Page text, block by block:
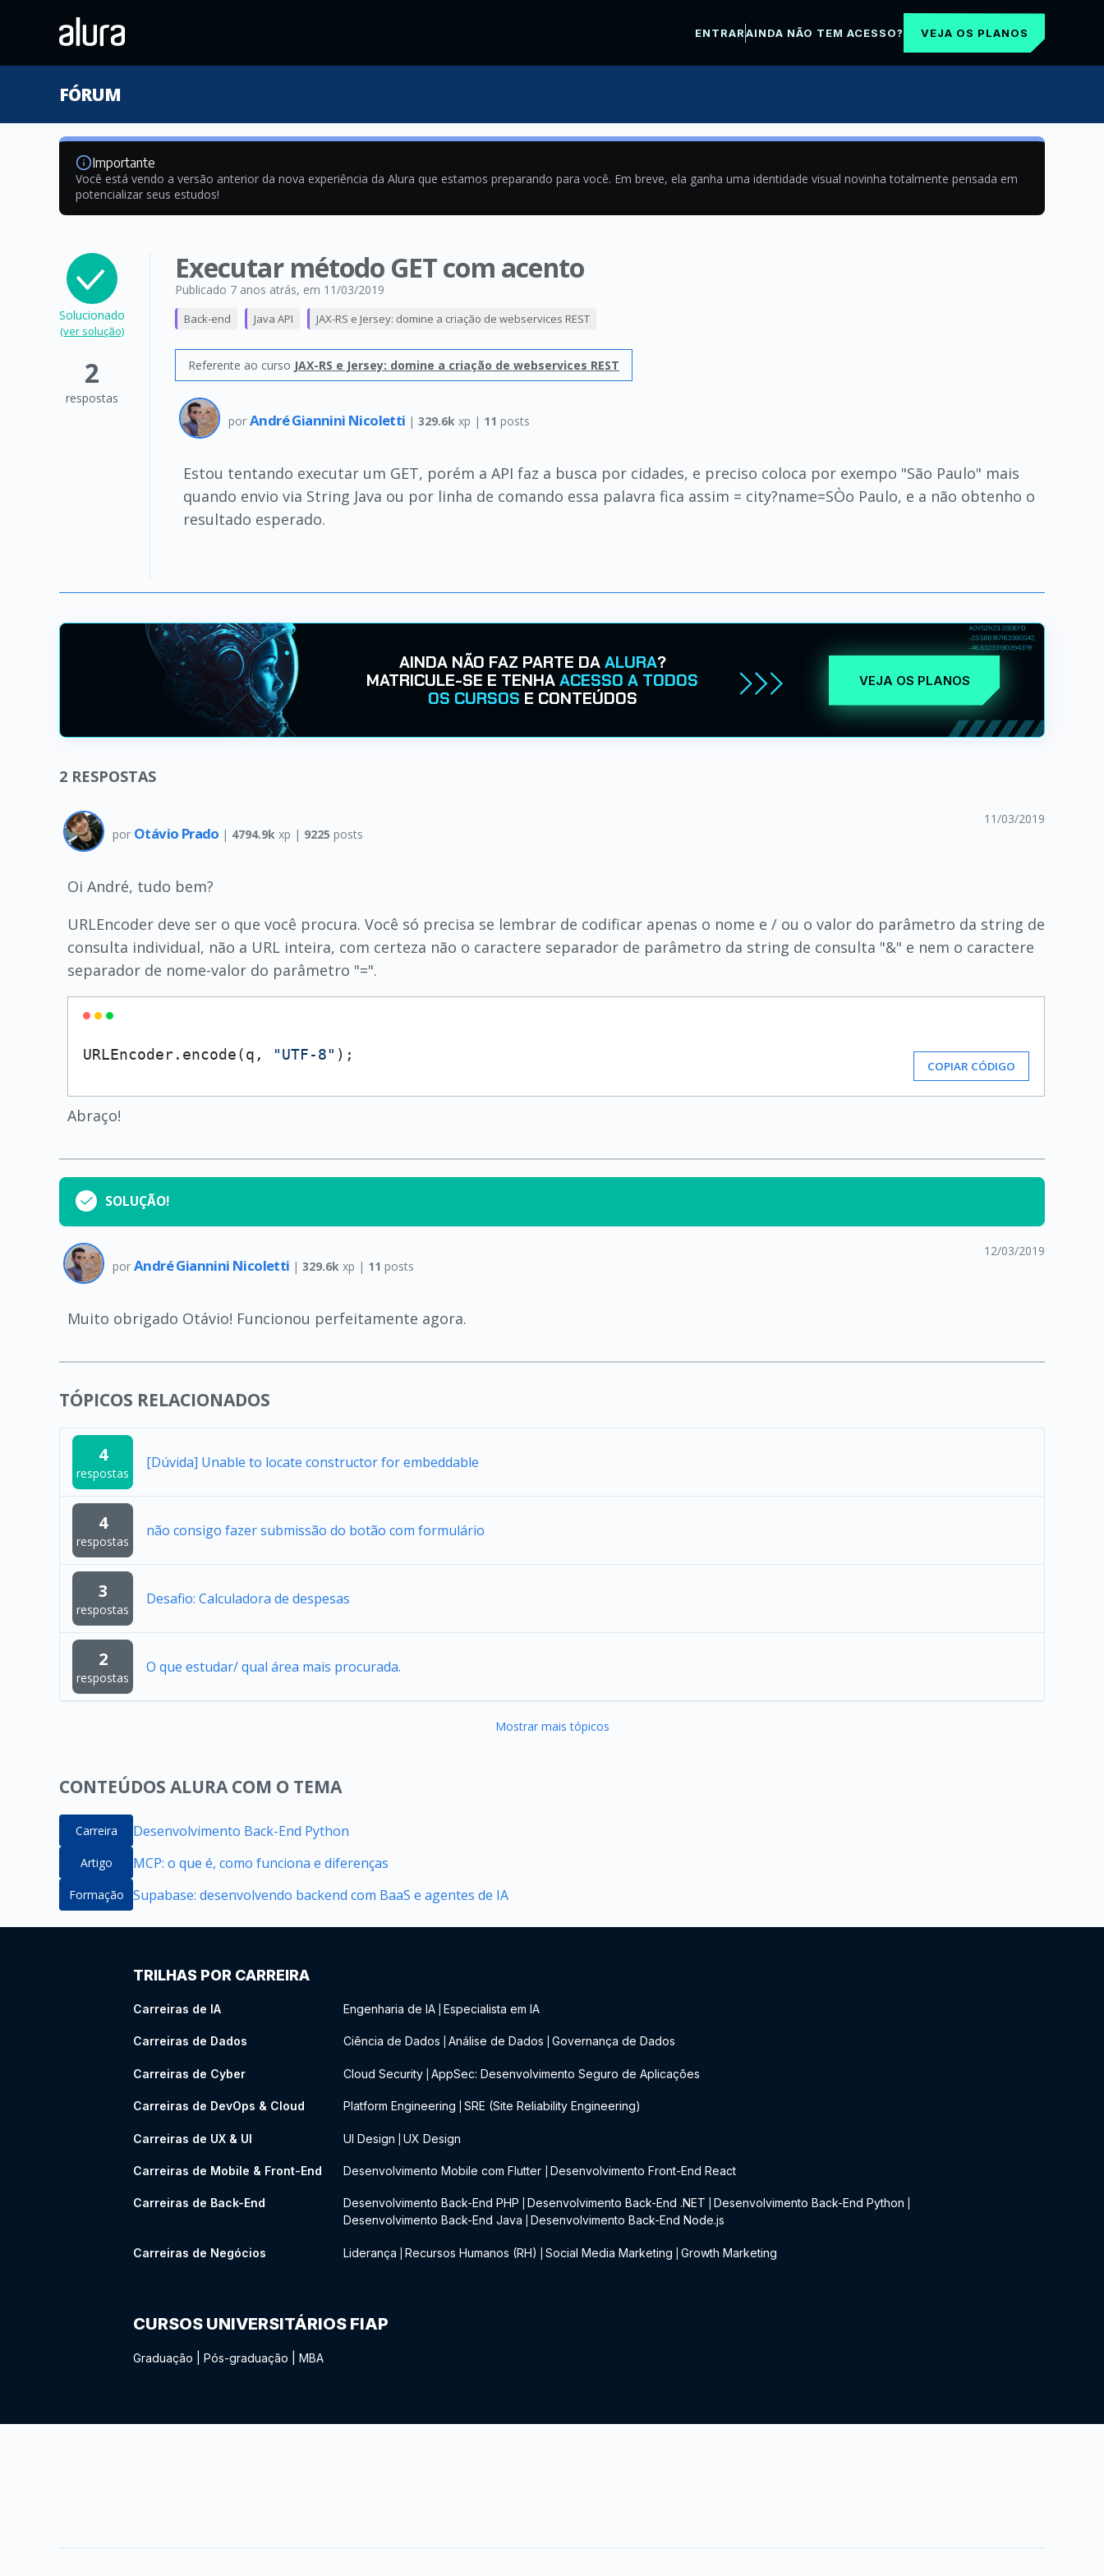
ENTRARAINDA NÃO TEM ACESSO? VEJA OS PLANOS
FÓRUM
Importante
Você está vendo a versão anterior da nova experiência da Alura que estamos preparando para você. Em breve, ela ganha uma identidade visual novinha totalmente pensada em
potencializar seus estudos!
Solucionado
(ver solução)
2
respostas
Executar método GET com acento
Publicado 7 anos atrás, em 11/03/2019
Back-end Java API JAX-RS e Jersey: domine a criação de webservices REST
Referente ao curso JAX-RS e Jersey: domine a criação de webservices REST
por André Giannini Nicoletti | 329.6k xp | 11 posts
Estou tentando executar um GET, porém a API faz a busca por cidades, e preciso coloca por exempo "São Paulo" mais
quando envio via String Java ou por linha de comando essa palavra fica assim = city?name=SÒo Paulo, e a não obtenho o
resultado esperado.
AINDA NÃO FAZ PARTE DAALURA?
MATRICULE-SE E TENHAACESSO A TODOS
OS CURSOS E CONTEÚDOS
VEJA OS PLANOS
2 RESPOSTAS
por Otávio Prado | 4794.9k xp | 9225 posts
11/03/2019
Oi André, tudo bem?
URLEncoder deve ser o que você procura. Você só precisa se lembrar de codificar apenas o nome e / ou o valor do parâmetro da string de
consulta individual, não a URL inteira, com certeza não o caractere separador de parâmetro da string de consulta "&" e nem o caractere
separador de nome-valor do parâmetro "=".
URLEncoder.encode(q, "UTF-8" );
COPIAR CÓDIGO
Abraço!
SOLUÇÃO!
por André Giannini Nicoletti | 329.6k xp | 11 posts
12/03/2019
Muito obrigado Otávio! Funcionou perfeitamente agora.
TÓPICOS RELACIONADOS
4
respostas
[Dúvida] Unable to locate constructor for embeddable
4
respostas
não consigo fazer submissão do botão com formulário
3
respostas
Desafio: Calculadora de despesas
2
respostas
O que estudar/ qual área mais procurada.
Mostrar mais tópicos
CONTEÚDOS ALURA COM O TEMA
Carreira Desenvolvimento Back-End Python
Artigo MCP: o que é, como funciona e diferenças
Formação Supabase: desenvolvendo backend com BaaS e agentes de IA
TRILHAS POR CARREIRA
Carreiras de IA Engenharia de IA Especialista em IA
Carreiras de Dados Ciência de Dados Análise de Dados Governança de Dados
Carreiras de Cyber Cloud Security AppSec: Desenvolvimento Seguro de Aplicações
Carreiras de DevOps & Cloud Platform Engineering SRE (Site Reliability Engineering)
Carreiras de UX & UI UI Design UX Design
Carreiras de Mobile & Front-End Desenvolvimento Mobile com Flutter Desenvolvimento Front-End React
Carreiras de Back-End Desenvolvimento Back-End PHP Desenvolvimento Back-End .NET Desenvolvimento Back-End Python
Desenvolvimento Back-End Java Desenvolvimento Back-End Node.js
Carreiras de Negócios Liderança Recursos Humanos (RH) Social Media Marketing Growth Marketing
CURSOS UNIVERSITÁRIOS FIAP
Graduação Pós-graduação MBA